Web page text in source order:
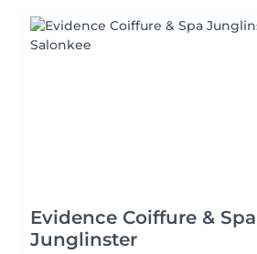
Evidence Coiffure & Spa
Junglinster